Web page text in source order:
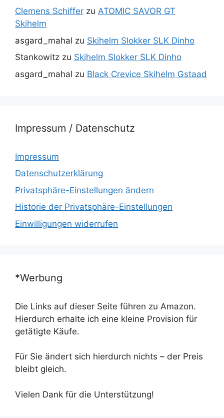
Clemens Schiffer zu ATOMIC SAVOR GT
Skihelm
asgard_mahal zu Skihelm Slokker SLK Dinho
Stankowitz zu Skihelm Slokker SLK Dinho
asgard_mahal zu Black Crevice Skihelm Gstaad
Impressum / Datenschutz
Impressum
Datenschutzerklärung
Privatsphäre-Einstellungen ändern
Historie der Privatsphäre-Einstellungen
Einwilligungen widerrufen
*Werbung
Die Links auf dieser Seite führen zu Amazon.
Hierdurch erhalte ich eine kleine Provision für
getätigte Käufe.
Für Sie ändert sich hierdurch nichts – der Preis
bleibt gleich.
Vielen Dank für die Unterstützung!